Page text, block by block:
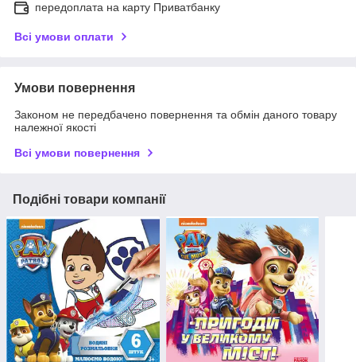
передоплата на карту Приватбанку
Всі умови оплати
Умови повернення
Законом не передбачено повернення та обмін даного товару
належної якості
Всі умови повернення
Подібні товари компанії